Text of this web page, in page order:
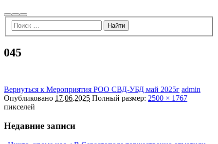
НайтиБольше
информации
Главное
меню
045
Вернуться к Мероприятия РОО СВД-УБД май 2025г admin
Опубликовано 17.06.2025 Полный размер: 2500 × 1767
пикселей
Недавние записи